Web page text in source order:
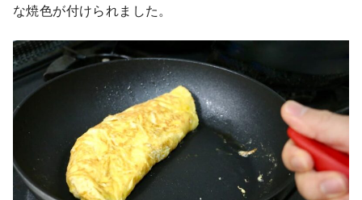
な焼色が付けられました。